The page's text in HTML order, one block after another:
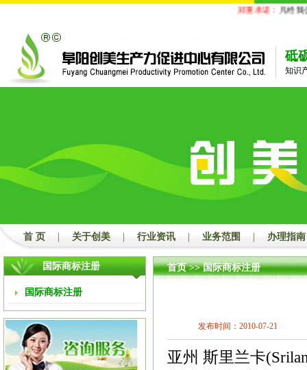
郑重承诺：凡经我公司代
砥
知识
首 页 关于创美 行业资讯 业务范围 办理指南
国际商标注册
国际商标注册
首页>>国际商标注册
发布时间：2010-07-21
亚州 斯里兰卡